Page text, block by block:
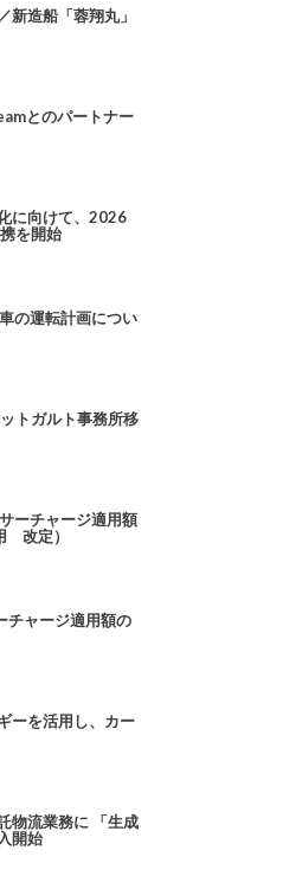
新造船「蓉翔丸」
とのパートナー
に向けて、2026
を開始
の運転計画につい
トガルト事務所移
ーチャージ適用額
改定）
ャージ適用額の
ーを活用し、カー
物流業務に 「生成
開始